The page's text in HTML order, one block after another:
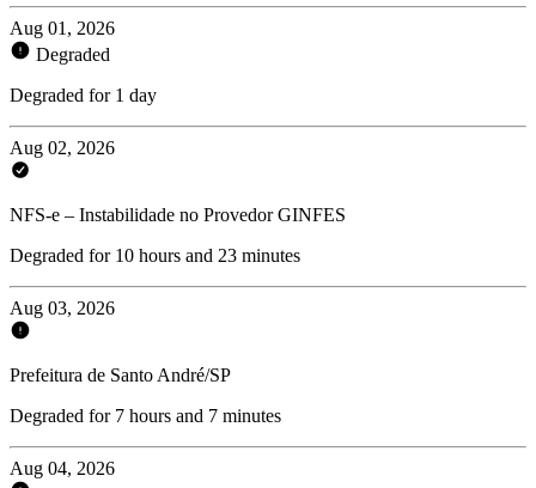
Aug 01, 2026
Degraded
Degraded for 1 day
Aug 02, 2026
NFS-e – Instabilidade no Provedor GINFES
Degraded for 10 hours and 23 minutes
Aug 03, 2026
Prefeitura de Santo André/SP
Degraded for 7 hours and 7 minutes
Aug 04, 2026